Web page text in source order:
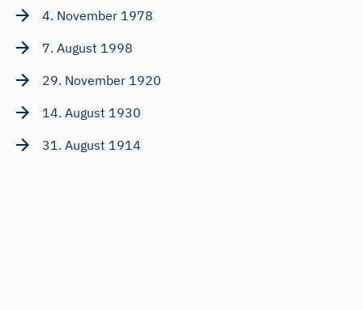
4. November 1978
7. August 1998
29. November 1920
14. August 1930
31. August 1914